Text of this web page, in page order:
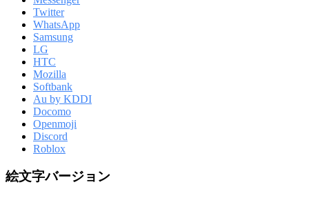
Twitter
WhatsApp
Samsung
LG
HTC
Mozilla
Softbank
Au by KDDI
Docomo
Openmoji
Discord
Roblox
絵文字バージョン